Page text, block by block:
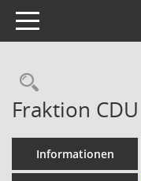
Toggle navigation
Fraktion
Informationen